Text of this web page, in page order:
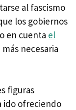
al fascismo
los gobiernos
en cuenta el
necesaria
figuras
ido ofreciendo